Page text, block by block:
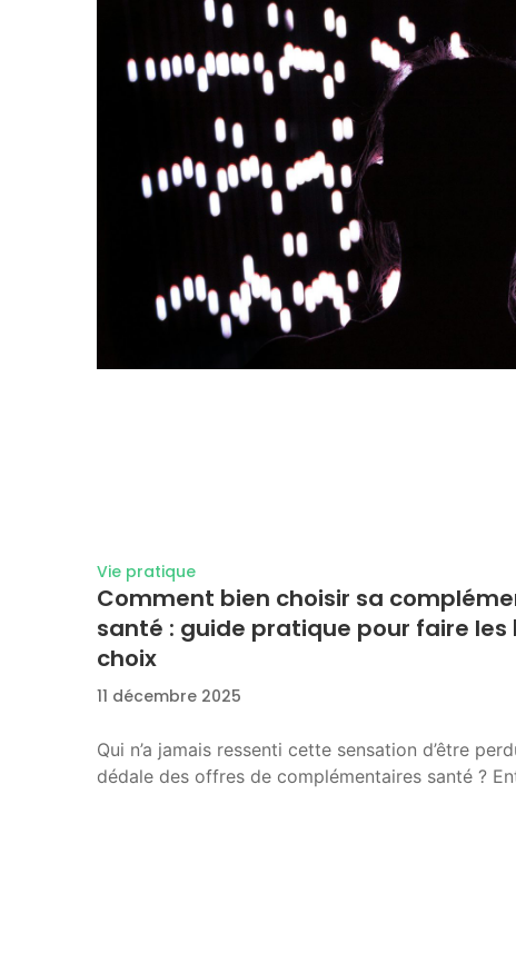
Vie pratique
Comment bien choisir sa
santé : guide pratique pour faire les
choix
11 décembre 2025
Qui n’a jamais ressenti cette sensation d’être
dédale des offres de complémentaires santé ?